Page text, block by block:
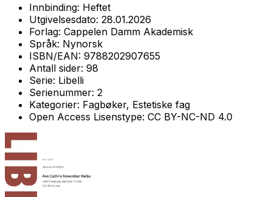
Innbinding: Heftet
Utgivelsesdato: 28.01.2026
Forlag: Cappelen Damm Akademisk
Språk: Nynorsk
ISBN/EAN: 9788202907655
Antall sider: 98
Serie: Libelli
Serienummer: 2
Kategorier: Fagbøker, Estetiske fag
Open Access Lisenstype: CC BY-NC-ND 4.0